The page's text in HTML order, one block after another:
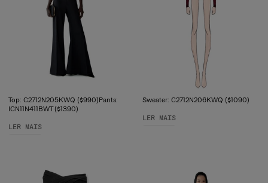
Top: C2712N205KWQ ($990)Pants:
ICN11N411BWT ($1390)
LER MAIS
Sweater: C2712N206KWQ ($1090)
LER MAIS